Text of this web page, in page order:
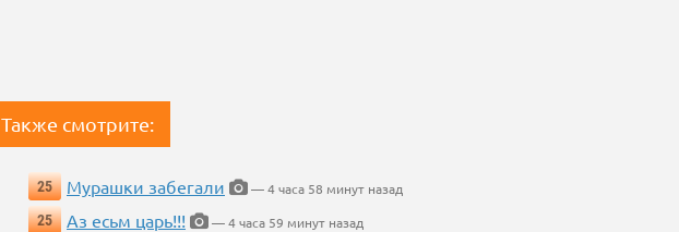
Также смотрите:
25 Мурашки забегали
— 4 часа 58 минут назад
25
Аз есьм царь!!!
— 4 часа 59 минут назад